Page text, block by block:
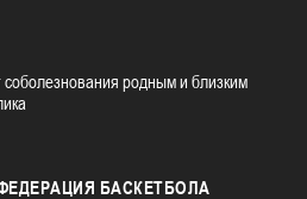
родным и близким
БАСКЕТБОЛА